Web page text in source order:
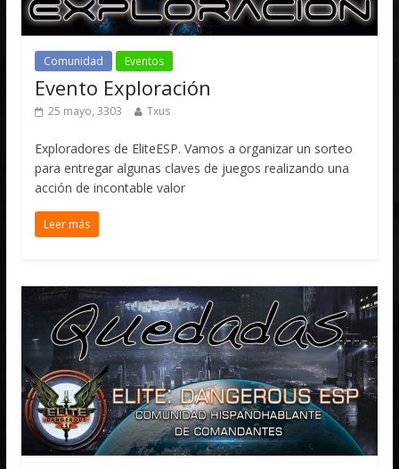
Comunidad Eventos
Evento Exploración
25 mayo, 3303 Txus
Exploradores de EliteESP. Vamos a organizar un sorteo
para entregar algunas claves de juegos realizando una
acción de incontable valor
Leer más